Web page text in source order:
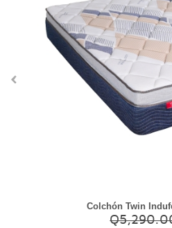
Colchón Twin
‹